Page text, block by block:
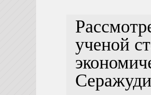
ученой